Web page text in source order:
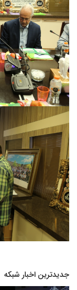
جدیدترین اخبار شبکه